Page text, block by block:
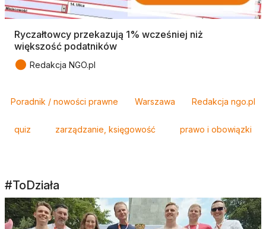
Ryczałtowcy przekazują 1% wcześniej niż
większość podatników
● Redakcja NGO.pl
Poradnik / nowości prawne Warszawa Redakcja ngo.pl
quiz zarządzanie, księgowość prawo i obowiązki
#ToDziała